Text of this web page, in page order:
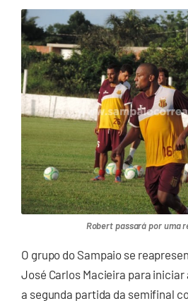
Robert passará por uma
O grupo do Sampaio se
José Carlos Macieira para
a segunda partida da semifinal